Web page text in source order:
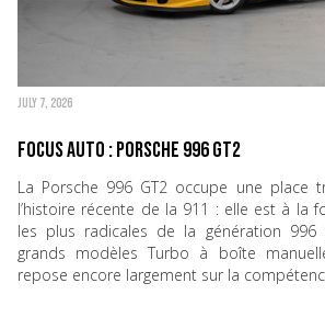
JULY 7, 2026
Focus Auto : Porsche 996 GT2
La Porsche 996 GT2 occupe une place
l’histoire récente de la 911 : elle est à la
les plus radicales de la génération 996
grands modèles Turbo à boîte
repose encore largement sur la